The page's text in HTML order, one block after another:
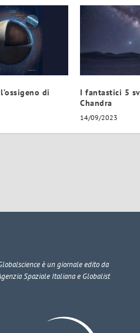
di
I fantastici 5
Chandra
14/09/2023
è un giornale edito da
Spaziale Italiana e Globalist